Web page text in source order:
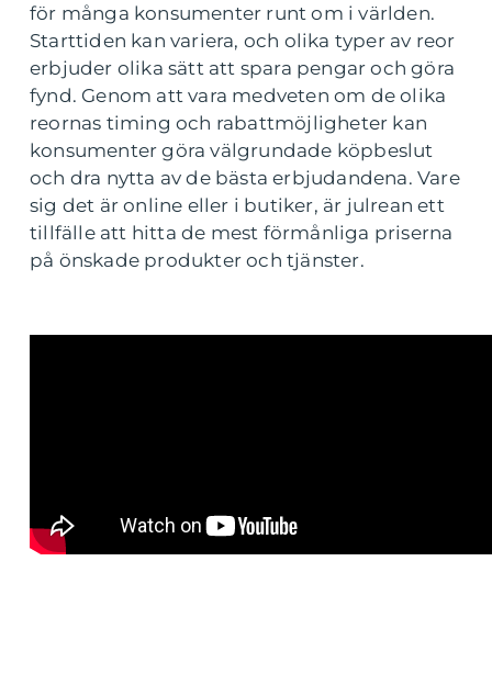
för många konsumenter runt om i världen.
Starttiden kan variera, och olika typer av reor
erbjuder olika sätt att spara pengar och göra
fynd. Genom att vara medveten om de olika
reornas timing och rabattmöjligheter kan
konsumenter göra välgrundade köpbeslut
och dra nytta av de bästa erbjudandena. Vare
sig det är online eller i butiker, är julrean ett
tillfälle att hitta de mest förmånliga priserna
på önskade produkter och tjänster.